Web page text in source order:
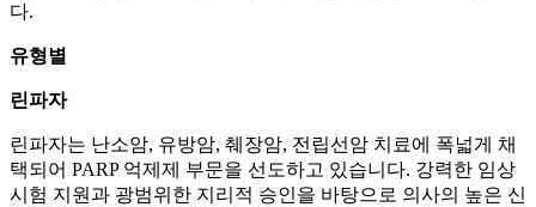
다.
유형별
린파자
린파자는 난소암, 유방암, 췌장암, 전립선암 치료에 폭넓게 채
택되어 PARP 억제제 부문을 선도하고 있습니다. 강력한 임상
시험 지원과 광범위한 지리적 승인을 바탕으로 의사의 높은 신